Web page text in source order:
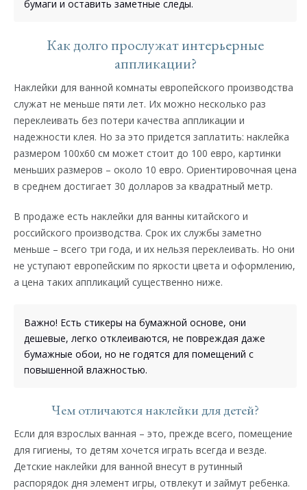
бумаги и оставить заметные следы.
Как долго прослужат интерьерные
аппликации?
Наклейки для ванной комнаты европейского производства
служат не меньше пяти лет. Их можно несколько раз
переклеивать без потери качества аппликации и
надежности клея. Но за это придется заплатить: наклейка
размером 100х60 см может стоит до 100 евро, картинки
меньших размеров – около 10 евро. Ориентировочная цена
в среднем достигает 30 долларов за квадратный метр.
В продаже есть наклейки для ванны китайского и
российского производства. Срок их службы заметно
меньше – всего три года, и их нельзя переклеивать. Но они
не уступают европейским по яркости цвета и оформлению,
а цена таких аппликаций существенно ниже.
Важно! Есть стикеры на бумажной основе, они
дешевые, легко отклеиваются, не повреждая даже
бумажные обои, но не годятся для помещений с
повышенной влажностью.
Чем отличаются наклейки для детей?
Если для взрослых ванная – это, прежде всего, помещение
для гигиены, то детям хочется играть всегда и везде.
Детские наклейки для ванной внесут в рутинный
распорядок дня элемент игры, отвлекут и займут ребенка.